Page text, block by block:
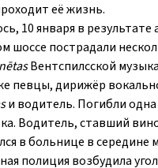
её жизнь.
10 января в результате
шоссе пострадали
Вентспилсской
певцы, дирижёр
и водитель. Погибли
Водитель, ставший
в больнице в середине
полиция возбудила